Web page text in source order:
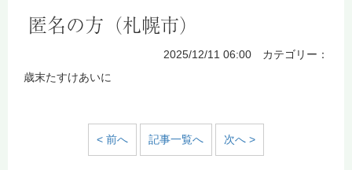
匿名の方（札幌市）
2025/12/11 06:00 カテゴリー：
歳末たすけあいに
< 前へ 記事一覧へ 次へ >